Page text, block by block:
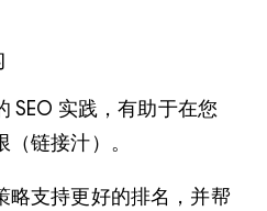
SEO 实践，有助于在您
链接汁）。
略支持更好的排名，并帮